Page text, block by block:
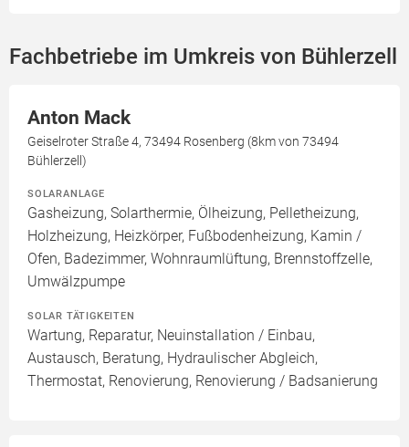
Fachbetriebe im Umkreis von Bühlerzell
Anton Mack
Geiselroter Straße 4, 73494 Rosenberg (8km von 73494
Bühlerzell)
SOLARANLAGE
Gasheizung, Solarthermie, Ölheizung, Pelletheizung,
Holzheizung, Heizkörper, Fußbodenheizung, Kamin /
Ofen, Badezimmer, Wohnraumlüftung, Brennstoffzelle,
Umwälzpumpe
SOLAR TÄTIGKEITEN
Wartung, Reparatur, Neuinstallation / Einbau,
Austausch, Beratung, Hydraulischer Abgleich,
Thermostat, Renovierung, Renovierung / Badsanierung